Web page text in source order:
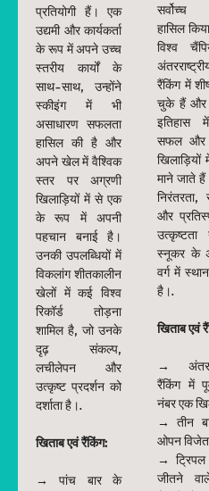
प्रतियोगी हैं। एक
उद्यमी और कार्यकर्ता
के रूप में अपने उच्च
स्तरीय कार्यों के
साथ-साथ, उन्होंने
स्कीइंग में भी
असाधारण सफलता
हासिल की है और
अपने खेल में वैश्विक
स्तर पर अग्रणी
खिलाड़ियों में से एक
के रूप में अपनी
पहचान बनाई है।
उनकी उपलब्धियों में
विकलांग शीतकालीन
खेलों में कई विश्व
रिकॉर्ड तोड़ना
शामिल है, जो उनके
दृढ़ संकल्प,
लचीलेपन और
उत्कृष्ट प्रदर्शन को
दर्शाता है।.
खिताब एवं रैंकिंग:
→ पांच बार के
हासिल
विश्व
रैंकिंग में
चुके हैं
इतिहास
सफल और
माने जाते
निरंतरता,
और
स्नूकर के
वर्ग में
है।.
खिताब एवं
→
रैंकिंग में
नंबर एक
→ तीन
ओपन
→ ट्रिपल
जीतने